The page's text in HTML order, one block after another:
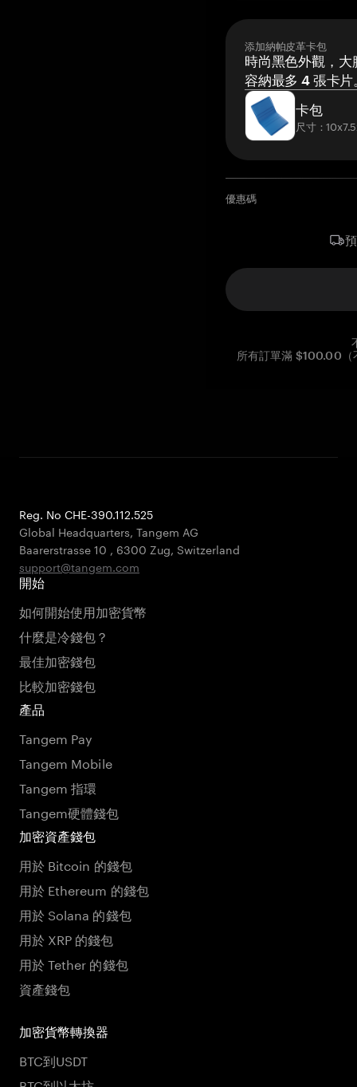
添加納帕皮革卡包
時尚黑色外觀，大
容納最多 4 張卡片
卡包
尺寸：
優惠碼
所有訂單滿 $100.00（
Reg. No CHE-390.112.525
Global Headquarters, Tangem AG
Baarerstrasse 10 , 6300 Zug, Switzerland
support@tangem.com
開始
如何開始使用加密貨幣
什麼是冷錢包？
最佳加密錢包
比較加密錢包
產品
Tangem Pay
Tangem Mobile
Tangem 指環
Tangem硬體錢包
加密資產錢包
用於 Bitcoin 的錢包
用於 Ethereum 的錢包
用於 Solana 的錢包
用於 XRP 的錢包
用於 Tether 的錢包
資產錢包
加密貨幣轉換器
BTC到USDT